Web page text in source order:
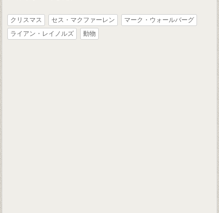
クリスマス セス・マクファーレン
マーク・ウォールバーグ
ライアン・レイノルズ
動物